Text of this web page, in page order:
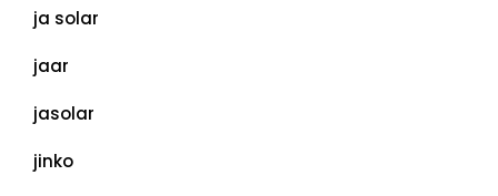
ja solar
jaar
jasolar
jinko